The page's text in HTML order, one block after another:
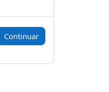
Continuar